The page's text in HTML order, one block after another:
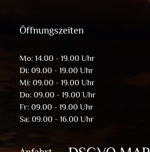
Öffnungszeiten
Mo: 14.00 - 19.00 Uhr
Di: 09.00 - 19.00 Uhr
Mi: 09.00 - 19.00 Uhr
Do: 09.00 - 19.00 Uhr
Fr: 09.00 - 19.00 Uhr
Sa: 09.00 - 16.00 Uhr